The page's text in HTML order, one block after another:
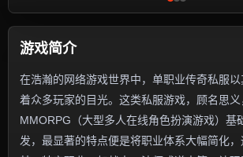
游戏简介
在浩瀚的网络游戏世界中，单职业传奇私服以
着众多玩家的目光。这类私服游戏，顾名思
MMORPG（大型多人在线角色扮演游戏）基
发，最显著的特点便是将职业体系大幅简化